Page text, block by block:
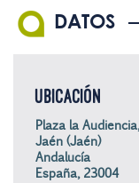
DATOS
UBICACIÓN
Plaza la
Jaén (Jaén)
Andalucía
España, 23004